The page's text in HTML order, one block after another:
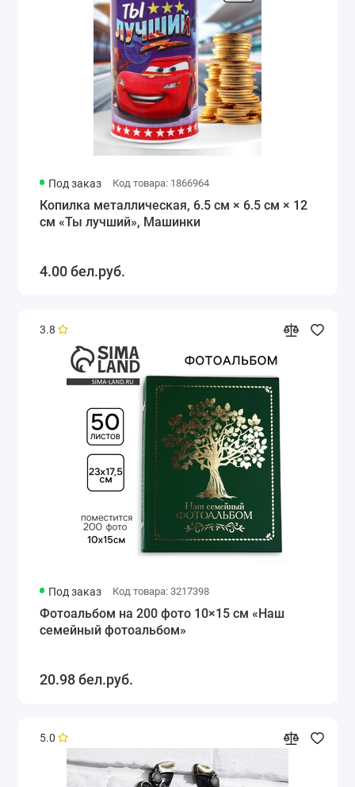
Под заказ Код товара: 1866964
Копилка металлическая, 6.5 см × 6.5 см × 12
см «Ты лучший», Машинки
4.00 бел.руб.
3.8
Под заказ Код товара: 3217398
Фотоальбом на 200 фото 10×15 см «Наш
семейный фотоальбом»
20.98 бел.руб.
5.0